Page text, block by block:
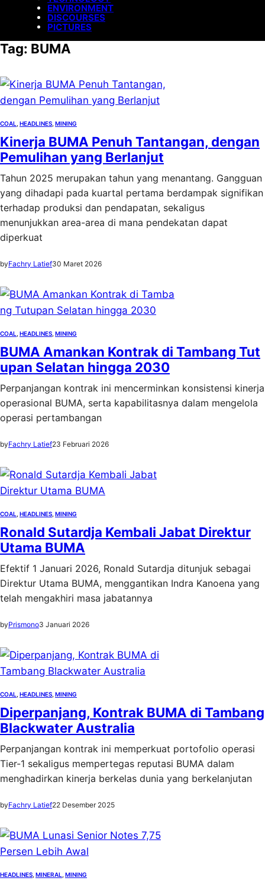
ENVIRONMENT
DISCOURSES
PICTURES
Tag: BUMA
COAL HEADLINES MINING
Kinerja BUMA Penuh Tantangan, dengan
Pemulihan yang Berlanjut
Tahun 2025 merupakan tahun yang menantang. Gangguan
yang dihadapi pada kuartal pertama berdampak signifikan
terhadap produksi dan pendapatan, sekaligus
menunjukkan area-area di mana pendekatan dapat
diperkuat
byFachry Latief30 Maret 2026
COAL HEADLINES MINING
BUMA Amankan Kontrak di Tambang Tut
upan Selatan hingga 2030
Perpanjangan kontrak ini mencerminkan konsistensi kinerja
operasional BUMA, serta kapabilitasnya dalam mengelola
operasi pertambangan
byFachry Latief23 Februari 2026
COAL HEADLINES MINING
Ronald Sutardja Kembali Jabat Direktur
Utama BUMA
Efektif 1 Januari 2026, Ronald Sutardja ditunjuk sebagai
Direktur Utama BUMA, menggantikan Indra Kanoena yang
telah mengakhiri masa jabatannya
byPrismono3 Januari 2026
COAL HEADLINES MINING
Diperpanjang, Kontrak BUMA di Tambang
Blackwater Australia
Perpanjangan kontrak ini memperkuat portofolio operasi
Tier-1 sekaligus mempertegas reputasi BUMA dalam
menghadirkan kinerja berkelas dunia yang berkelanjutan
byFachry Latief22 Desember 2025
HEADLINES MINERAL MINING